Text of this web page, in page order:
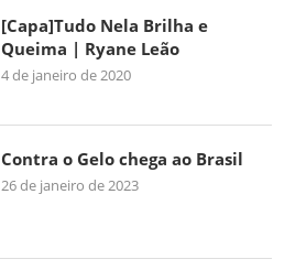
[Capa]Tudo Nela Brilha e
Queima | Ryane Leão
4 de janeiro de 2020
Contra o Gelo chega ao Brasil
26 de janeiro de 2023